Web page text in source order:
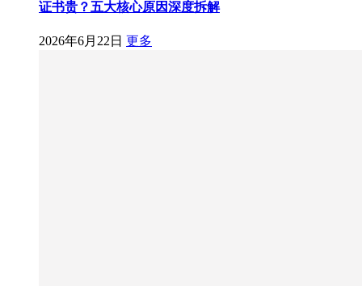
证书贵？五大核心原因深度拆解
2026年6月22日 更多